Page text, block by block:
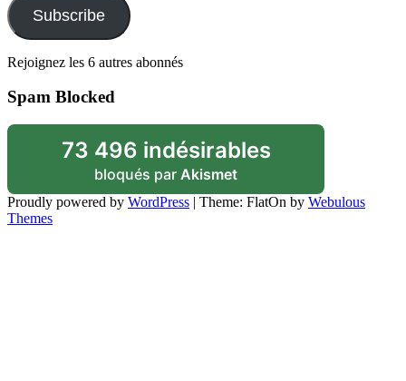
Subscribe
Rejoignez les 6 autres abonnés
Spam Blocked
73 496 indésirables
bloqués par Akismet
Proudly powered by WordPress | Theme: FlatOn by Webulous
Themes